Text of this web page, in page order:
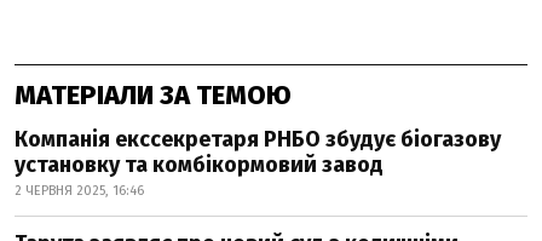
МАТЕРІАЛИ ЗА ТЕМОЮ
Компанія екссекретаря РНБО збудує біогазову
установку та комбікормовий завод
2 ЧЕРВНЯ 2025, 16:46